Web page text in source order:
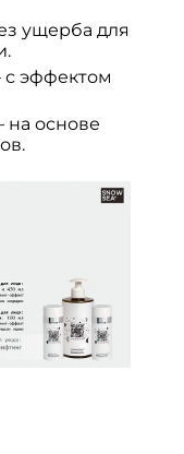
ущерба для
эффектом
основе